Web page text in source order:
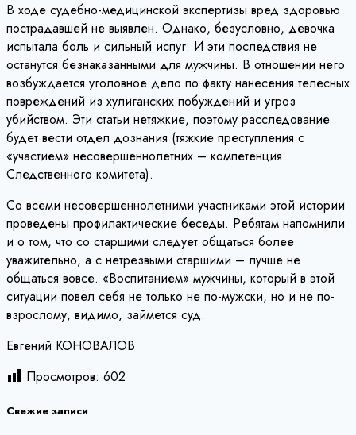
В ходе судебно-медицинской экспертизы вред здоровью
пострадавшей не выявлен. Однако, безусловно, девочка
испытала боль и сильный испуг. И эти последствия не
останутся безнаказанными для мужчины. В отношении него
возбуждается уголовное дело по факту нанесения телесных
повреждений из хулиганских побуждений и угроз
убийством. Эти статьи нетяжкие, поэтому расследование
будет вести отдел дознания (тяжкие преступления с
«участием» несовершеннолетних – компетенция
Следственного комитета).
Со всеми несовершеннолетними участниками этой истории
проведены профилактические беседы. Ребятам напомнили
и о том, что со старшими следует общаться более
уважительно, а с нетрезвыми старшими – лучше не
общаться вовсе. «Воспитанием» мужчины, который в этой
ситуации повел себя не только не по-мужски, но и не по-
взрослому, видимо, займется суд.
Евгений КОНОВАЛОВ
Просмотров: 602
Свежие записи